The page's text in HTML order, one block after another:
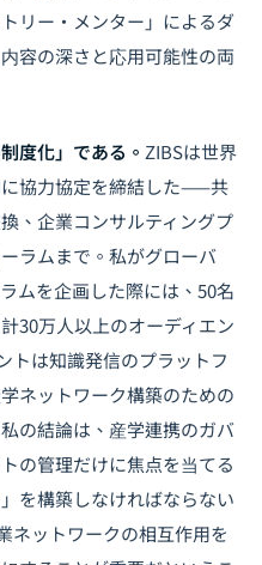
リー・メンター」によるダ
容の深さと応用可能性の両
度化」である。 ZIBSは世界
協力協定を締結した——共
、企業コンサルティングプ
ラムまで。私がグローバ
ムを企画した際には、50名
30万人以上のオーディエン
は知識発信のプラットフ
ネットワーク構築のための
の結論は、産学連携のガバ
の管理だけに焦点を当てる
を構築しなければならない
ットワークの相互作用を